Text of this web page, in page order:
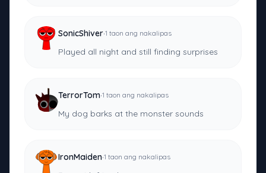
SonicShiver·1 taon ang nakalipas
Played all night and still finding surprises
TerrorTom·1 taon ang nakalipas
My dog barks at the monster sounds
IronMaiden·1 taon ang nakalipas